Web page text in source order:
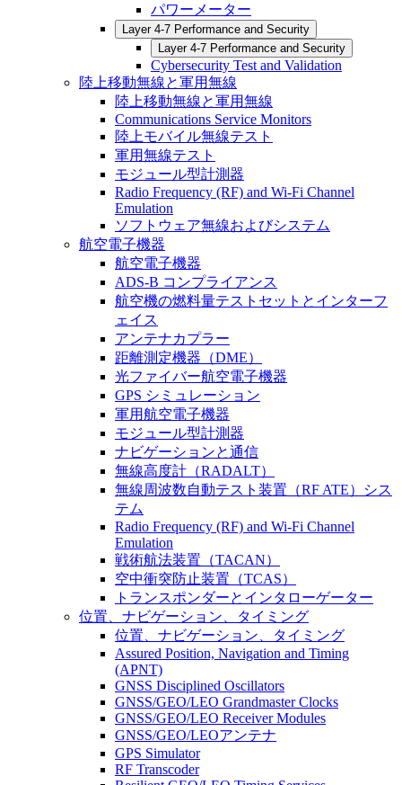
パワーメーター
Layer 4-7 Performance and Security
Layer 4-7 Performance and Security
Cybersecurity Test and Validation
陸上移動無線と軍用無線
陸上移動無線と軍用無線
Communications Service Monitors
陸上モバイル無線テスト
軍用無線テスト
モジュール型計測器
Radio Frequency (RF) and Wi-Fi Channel
Emulation
ソフトウェア無線およびシステム
航空電子機器
航空電子機器
ADS-B コンプライアンス
航空機の燃料量テストセットとインターフ
ェイス
アンテナカプラー
距離測定機器（DME）
光ファイバー航空電子機器
GPS シミュレーション
軍用航空電子機器
モジュール型計測器
ナビゲーションと通信
無線高度計（RADALT）
無線周波数自動テスト装置（RF ATE）シス
テム
Radio Frequency (RF) and Wi-Fi Channel
Emulation
戦術航法装置（TACAN）
空中衝突防止装置（TCAS）
トランスポンダーとインタローゲーター
位置、ナビゲーション、タイミング
位置、ナビゲーション、タイミング
Assured Position, Navigation and Timing
(APNT)
GNSS Disciplined Oscillators
GNSS/GEO/LEO Grandmaster Clocks
GNSS/GEO/LEO Receiver Modules
GNSS/GEO/LEOアンテナ
GPS Simulator
RF Transcoder